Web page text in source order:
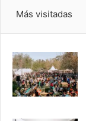
Más visitadas